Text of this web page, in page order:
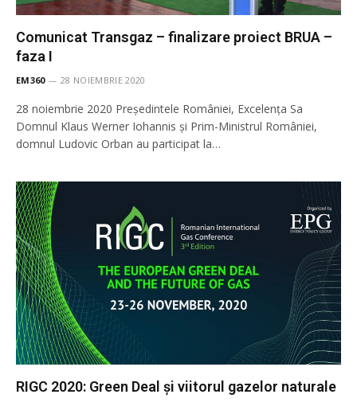
Comunicat Transgaz – finalizare proiect BRUA –
faza I
EM360 28 NOIEMBRIE 2020
28 noiembrie 2020 Președintele României, Excelența Sa
Domnul Klaus Werner Iohannis și Prim-Ministrul României,
domnul Ludovic Orban au participat la…
RIGC 2020: Green Deal și viitorul gazelor naturale